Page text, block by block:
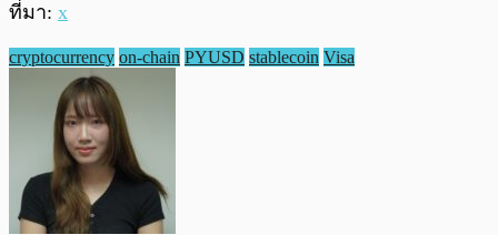
ที่มา: x
cryptocurrency on-chain PYUSD stablecoin Visa